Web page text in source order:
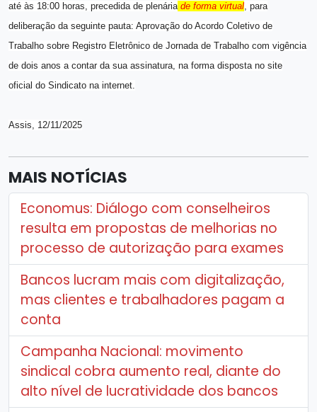
até às 18:00 horas, precedida de plenária de forma virtual, para
deliberação da seguinte pauta: Aprovação do Acordo Coletivo de
Trabalho sobre Registro Eletrônico de Jornada de Trabalho com vigência
de dois anos a contar da sua assinatura, na forma disposta no site
oficial do Sindicato na internet.
Assis, 12/11/2025
MAIS NOTÍCIAS
Economus: Diálogo com conselheiros
resulta em propostas de melhorias no
processo de autorização para exames
Bancos lucram mais com digitalização,
mas clientes e trabalhadores pagam a
conta
Campanha Nacional: movimento
sindical cobra aumento real, diante do
alto nível de lucratividade dos bancos